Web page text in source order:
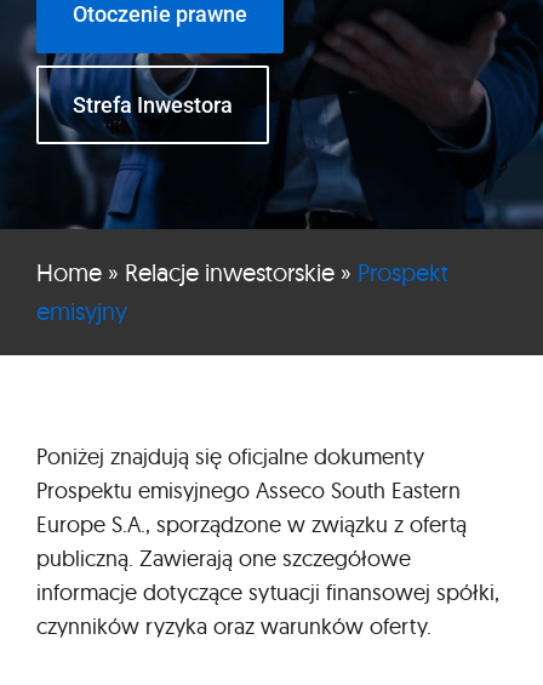
Otoczenie prawne
Strefa Inwestora
Home» Relacje inwestorskie» Prospekt
emisyjny
Poniżej znajdują się oficjalne dokumenty
Prospektu emisyjnego Asseco South Eastern
Europe S.A., sporządzone w związku z ofertą
publiczną. Zawierają one szczegółowe
informacje dotyczące sytuacji finansowej spółki,
czynników ryzyka oraz warunków oferty.